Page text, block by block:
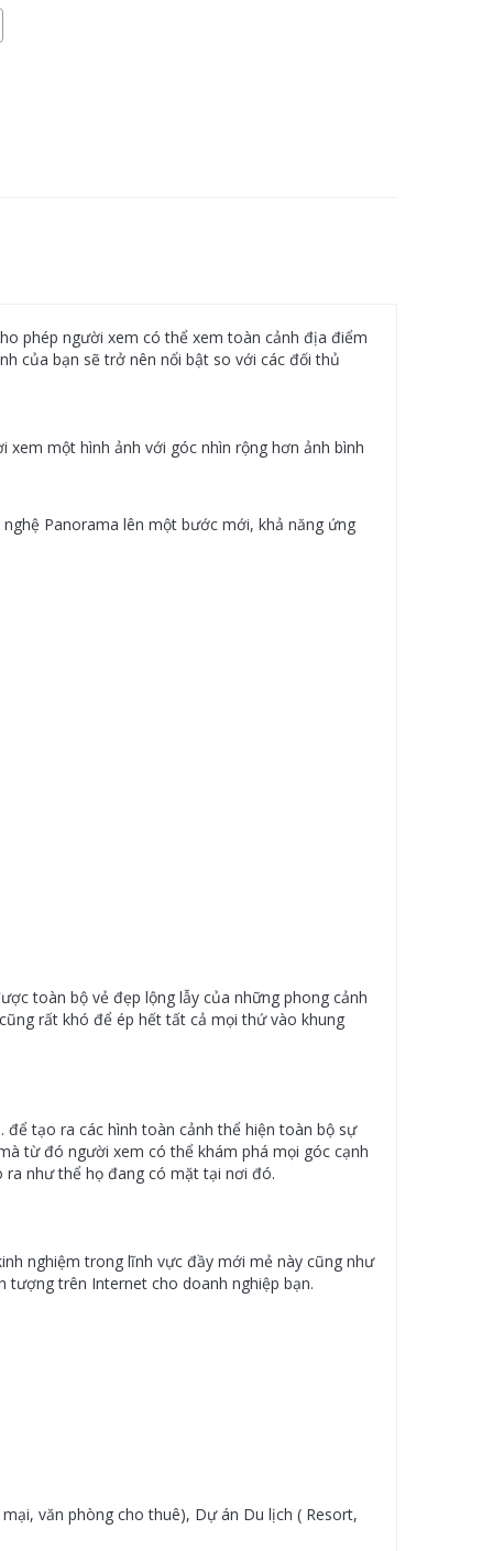
phép người xem có thể xem toàn cảnh địa điểm
của bạn sẽ trở nên nổi bật so với các đối thủ
một hình ảnh với góc nhìn rộng hơn ảnh bình
Panorama lên một bước mới, khả năng ứng
toàn bộ vẻ đẹp lộng lẫy của những phong cảnh
rất khó để ép hết tất cả mọi thứ vào khung
tạo ra các hình toàn cảnh thể hiện toàn bộ sự
từ đó người xem có thể khám phá mọi góc cạnh
như thể họ đang có mặt tại nơi đó.
nghiệm trong lĩnh vực đầy mới mẻ này cũng như
tượng trên Internet cho doanh nghiệp bạn.
văn phòng cho thuê), Dự án Du lịch ( Resort,